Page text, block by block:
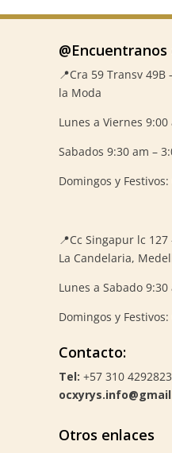
@Encuentranos
📍Cra 59 Transv 49B
la Moda
Lunes a Viernes
Sabados 9:30 am –
Domingos y
📍Cc Singapur lc 127
La Candelaria,
Lunes a Sabado
Domingos y
Contacto:
Tel: +57 310 4292823
Otros enlaces